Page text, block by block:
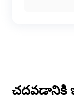
చదవడానికి